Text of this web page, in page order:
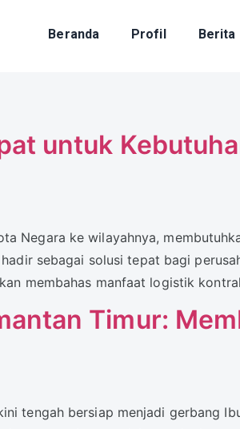
Beranda Profil Berita
untuk
Negara ke wilayahnya,
sebagai solusi tepat bagi
membahas manfaat logistik
Timur:
tengah bersiap menjadi gerbang